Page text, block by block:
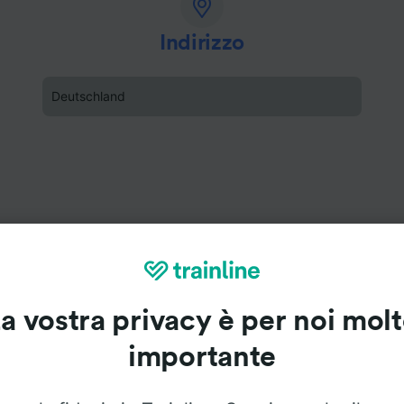
Indirizzo
Deutschland
vostra privacy è per noi
importante